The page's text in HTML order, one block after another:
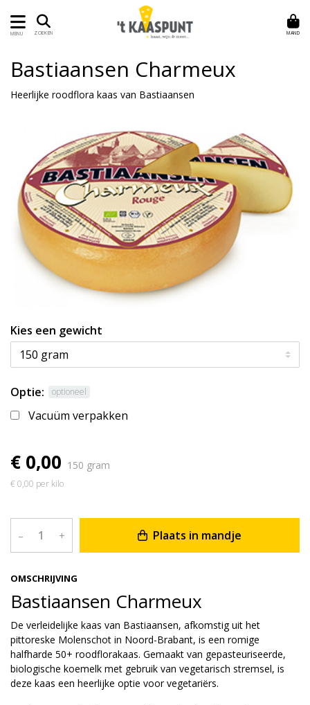
MENU ZOEKEN MAND
OMSCHRIJVING
Bastiaansen Charmeux
De verleidelijke kaas van Bastiaansen, afkomstig uit het
pittoreske Molenschot in Noord-Brabant, is een romige
halfharde 50+ roodflorakaas. Gemaakt van gepasteuriseerde,
biologische koemelk met gebruik van vegetarisch stremsel, is
deze kaas een heerlijke optie voor vegetariërs.
Bastiaansen Charmeux
Heerlijke roodflora kaas van Bastiaansen
Kies een gewicht
Optie: optioneel
Vacuüm verpakken
€ 0,00 150 gram
€ 0,00 per kilo
– + Plaats in mandje